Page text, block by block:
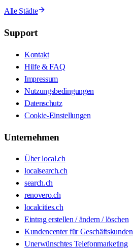
Alle Städte
Support
Kontakt
Hilfe & FAQ
Impressum
Nutzungsbedingungen
Datenschutz
Cookie-Einstellungen
Unternehmen
Über local.ch
localsearch.ch
search.ch
renovero.ch
localcities.ch
Eintrag erstellen / ändern / löschen
Kundencenter für Geschäftskunden
Unerwünschtes Telefonmarketing